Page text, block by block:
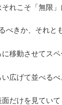
れこそ「無限」
べきか、それと
移動させてスペ
広げて並べるべ
だけを見てい